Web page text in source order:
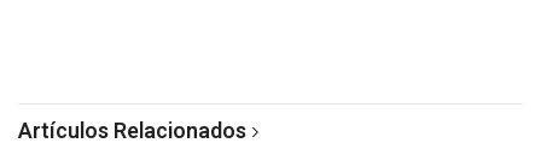
Artículos Relacionados